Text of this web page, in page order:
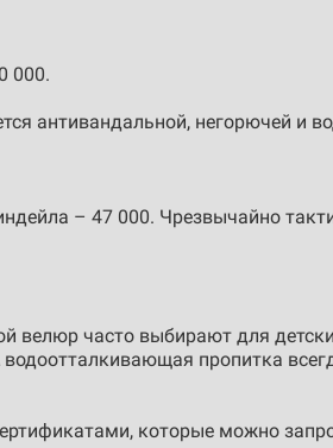
000.
антивандальной, негорючей и
– 47 000. Чрезвычайно
велюр часто выбирают для
пропитка
которые можно